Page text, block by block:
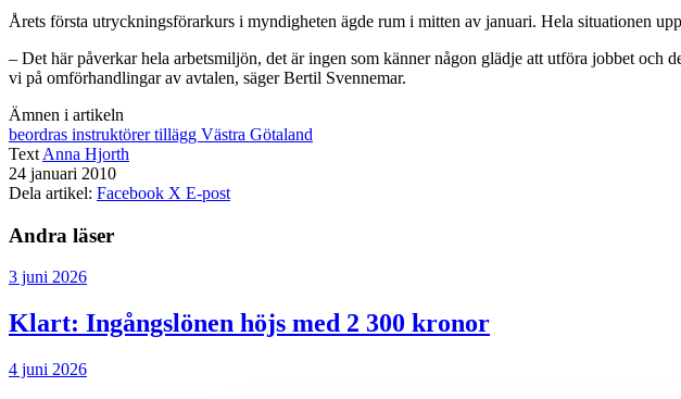
Årets första utryckningsförarkurs i myndigheten ägde rum i mitten av januari. Hela situationen
– Det här påverkar hela arbetsmiljön, det är ingen som känner någon glädje att utföra jobbet och
vi på omförhandlingar av avtalen, säger Bertil Svennemar.
Ämnen i artikeln
beordras instruktörertillägg Västra Götaland
Text Anna Hjorth
24 januari 2010
Dela artikel: Facebook X E-post
Andra läser
3 juni 2026
Klart: Ingångslönen höjs med 2 300 kronor
4 juni 2026